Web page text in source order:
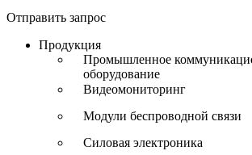
Отправить запрос
Продукция
Промышленное
оборудование
Видеомониторинг
Модули беспроводной связи
Силовая электроника